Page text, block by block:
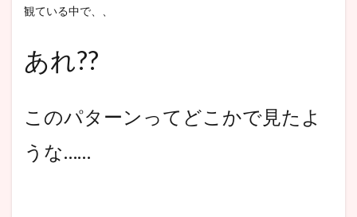
観ている中で、、
あれ??
このパターンってどこかで見たよ
うな……